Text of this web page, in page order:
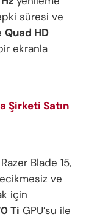
süresi ve
Quad HD
ekranla
Şirketi Satın
Blade 15,
ve
için
Ti GPU’su ile